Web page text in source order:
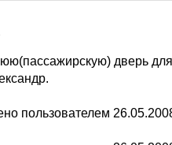
дверь
пользователем